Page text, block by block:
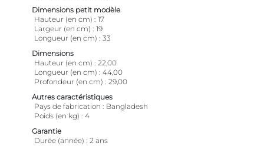
Dimensions petit modèle
Hauteur (en cm)
17
Largeur (en cm)
19
Longueur (en cm)
33
Dimensions
Hauteur (en cm)
22,00
Longueur (en cm)
44,00
Profondeur (en cm)
29,00
Autres caractéristiques
Pays de fabrication
Bangladesh
Poids (en kg)
4
Garantie
Durée (année)
2 ans